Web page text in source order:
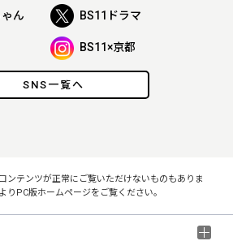
SNS一覧へ
ん BS11ドラマ
BS11×京都
ンテンツが正常にご覧いただけないものもありま
りPC版ホームページをご覧ください。